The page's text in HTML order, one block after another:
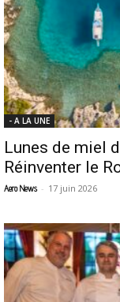
- A LA UNE
Lunes de miel
Réinventer le
Aero News - 17 juin 2026